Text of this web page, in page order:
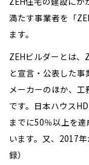
満たす事業者を「
ます。
ZEHビルダーとは、
と宣言・公表した
メーカーのほか、
です。日本ハウス
までに50％以上を
います。又、2017
録）